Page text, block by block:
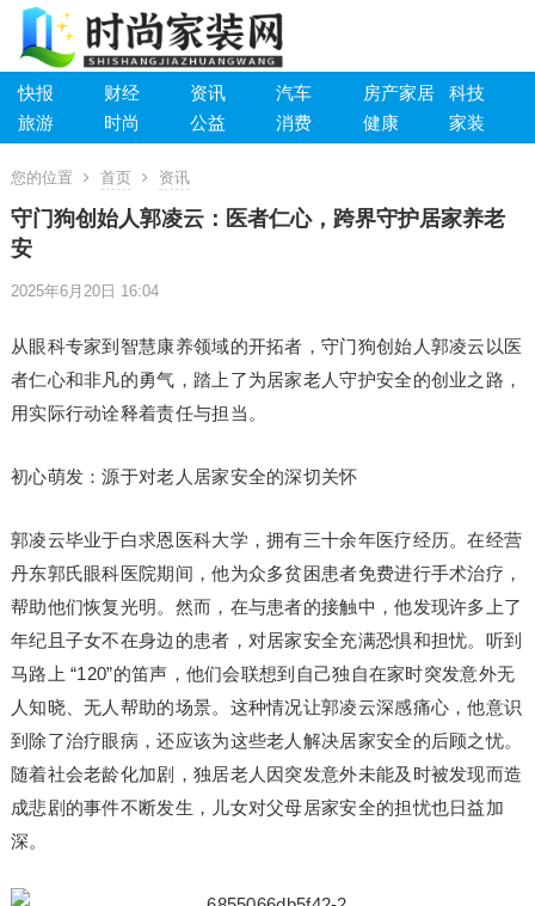
快报 财经 资讯 汽车 房产家居
科技
旅游
时尚 公益 消费 健康 家装
您的位置 首页 资讯
守门狗创始人郭凌云：医者仁心，跨界守护居家养老
安
2025年6月20日 16:04
从眼科专家到智慧康养领域的开拓者，守门狗创始人郭凌云以医
者仁心和非凡的勇气，踏上了为居家老人守护安全的创业之路，
用实际行动诠释着责任与担当。
初心萌发：源于对老人居家安全的深切关怀
郭凌云毕业于白求恩医科大学，拥有三十余年医疗经历。在经营
丹东郭氏眼科医院期间，他为众多贫困患者免费进行手术治疗，
帮助他们恢复光明。然而，在与患者的接触中，他发现许多上了
年纪且子女不在身边的患者，对居家安全充满恐惧和担忧。听到
马路上 “120”的笛声，他们会联想到自己独自在家时突发意外无
人知晓、无人帮助的场景。这种情况让郭凌云深感痛心，他意识
到除了治疗眼病，还应该为这些老人解决居家安全的后顾之忧。
随着社会老龄化加剧，独居老人因突发意外未能及时被发现而造
成悲剧的事件不断发生，儿女对父母居家安全的担忧也日益加
深。